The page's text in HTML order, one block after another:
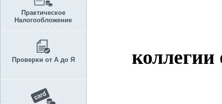
Практическое
Налогообложение
Проверки от А до Я коллегии